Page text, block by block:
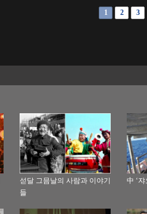
1 2 3
섣달 그믐날의 사람과 이야기
들
中 ‘